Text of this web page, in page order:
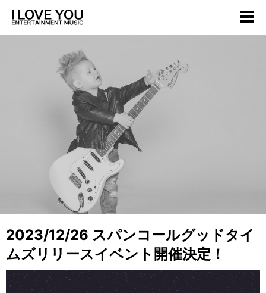
2023/12/26 スパンコールグッドタイ
ムズリリースイベント開催決定！